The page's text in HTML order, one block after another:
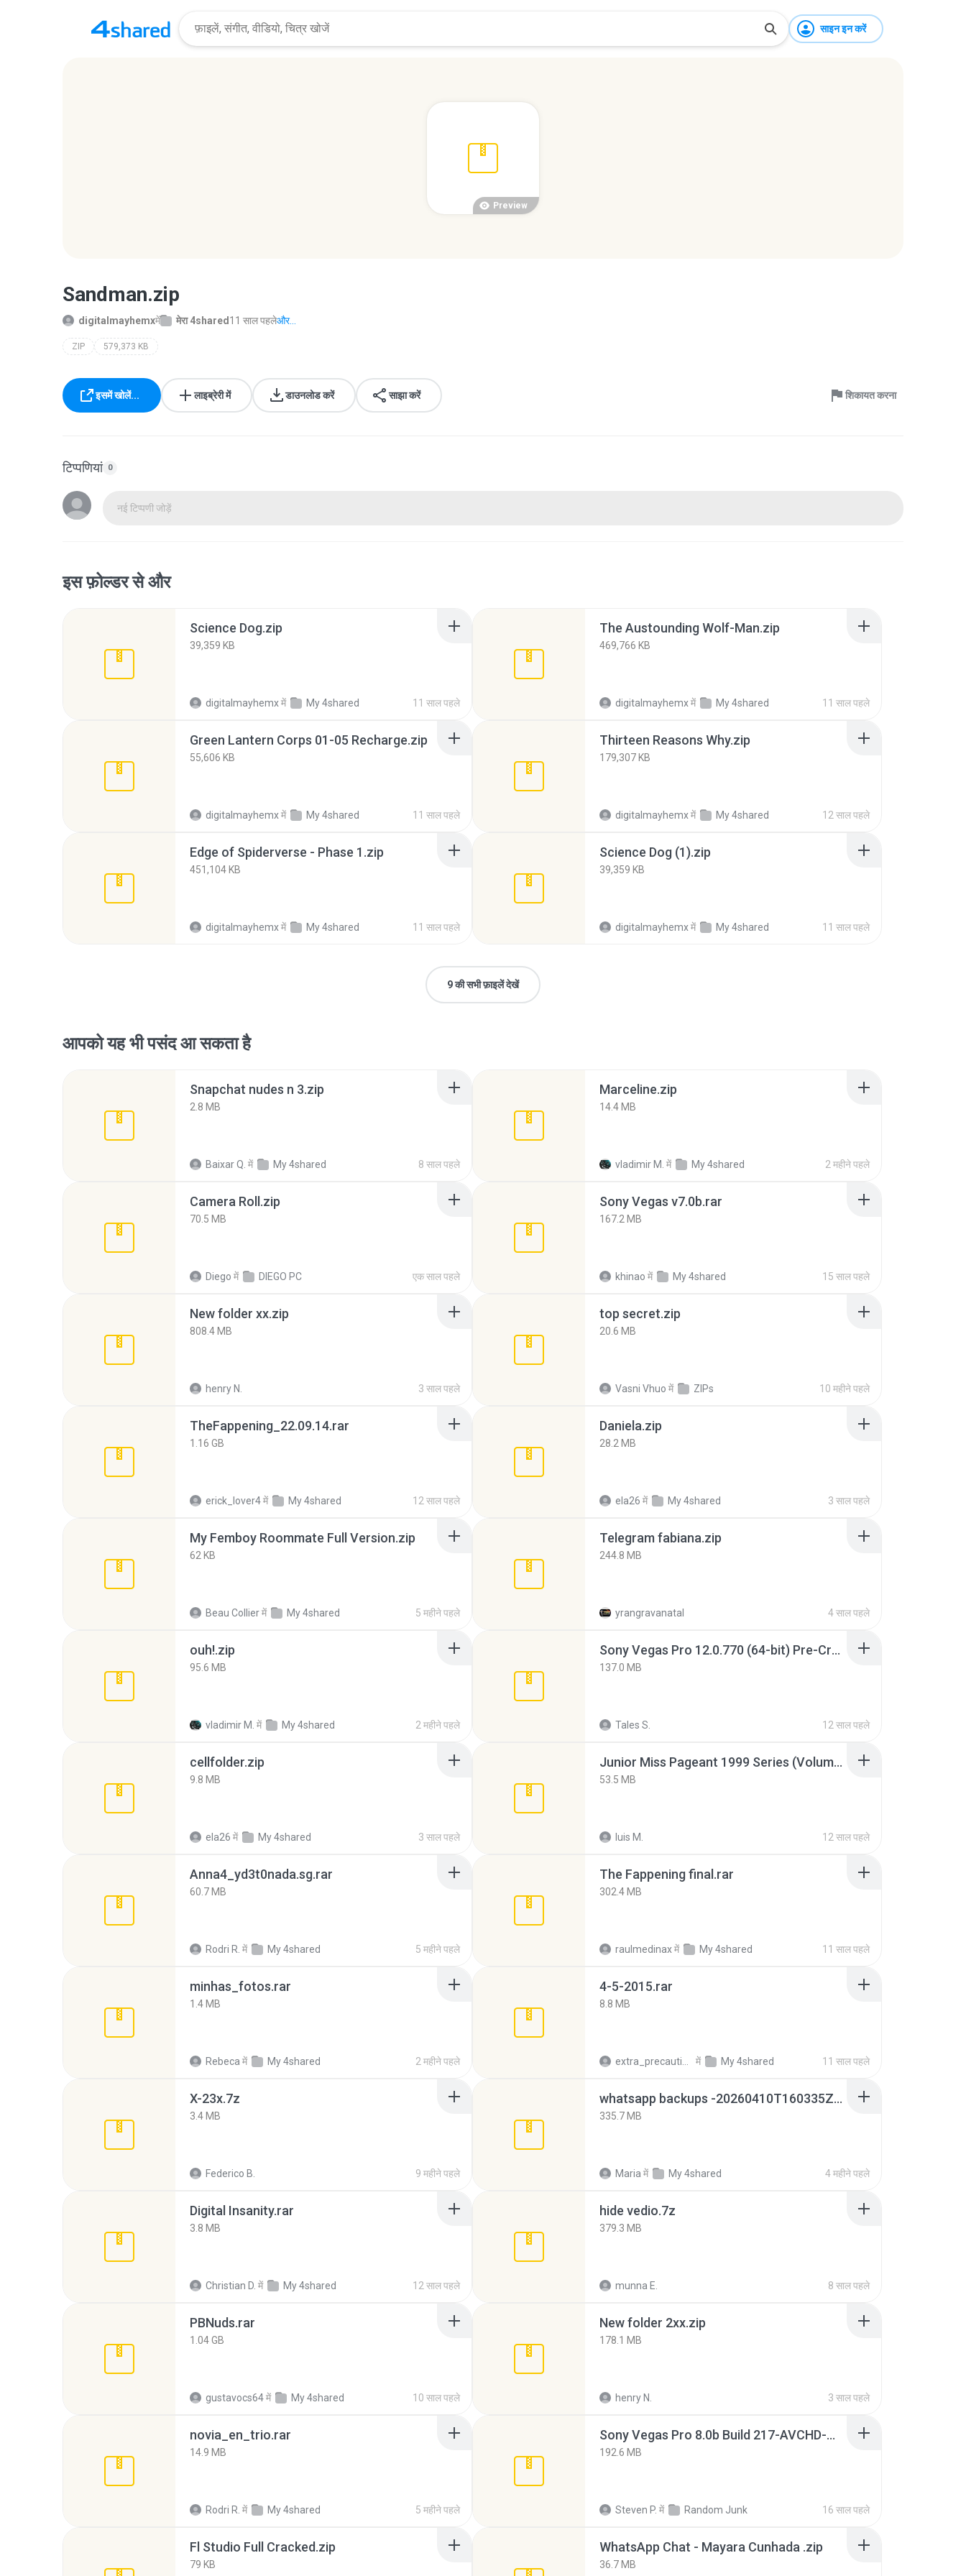
साइन इन करें
Preview
Sandman.zip
digitalmayhemxमें मेरा 4shared 11 साल पहलेऔर...
ZIP 579,373 KB
इसमें खोलें... लाइब्रेरी में डाउनलोड करें साझा करें शिकायत करना
टिप्पणियां 0
नई टिप्पणी जोड़ें
इस फ़ोल्डर से और
Science Dog.zip
39,359 KB
digitalmayhemxमें My 4shared 11 साल पहले
The Austounding Wolf-Man.zip
469,766 KB
digitalmayhemxमें My 4shared 11 साल पहले
Green Lantern Corps 01-05 Recharge.zip
55,606 KB
digitalmayhemxमें My 4shared 11 साल पहले
Thirteen Reasons Why.zip
179,307 KB
digitalmayhemxमें My 4shared 12 साल पहले
Edge of Spiderverse - Phase 1.zip
451,104 KB
digitalmayhemxमें My 4shared 11 साल पहले
Science Dog (1).zip
39,359 KB
digitalmayhemxमें My 4shared 11 साल पहले
9 की सभी फ़ाइलें देखें
आपको यह भी पसंद आ सकता है
Snapchat nudes n 3.zip
2.8 MB
Baixar Q. में My 4shared 8 साल पहले
Marceline.zip
14.4 MB
vladimir M. में My 4shared 2 महीने पहले
Camera Roll.zip
70.5 MB
Diego में DIEGO PC एक साल पहले
Sony Vegas v7.0b.rar
167.2 MB
khinao में My 4shared 15 साल पहले
New folder xx.zip
808.4 MB
henry N. 3 साल पहले
top secret.zip
20.6 MB
Vasni Vhuo में ZIPs 10 महीने पहले
TheFappening_22.09.14.rar
1.16 GB
erick_lover4में My 4shared 12 साल पहले
Daniela.zip
28.2 MB
ela26 में My 4shared 3 साल पहले
My Femboy Roommate Full Version.zip
62 KB
Beau Collierमें My 4shared 5 महीने पहले
Telegram fabiana.zip
244.8 MB
yrangravanatal 4 साल पहले
ouh!.zip
95.6 MB
vladimir M. में My 4shared 2 महीने पहले
Sony Vegas Pro 12.0.770 (64-bit) Pre-Cracked.zip
137.0 MB
Tales S. 12 साल पहले
cellfolder.zip
9.8 MB
ela26 में My 4shared 3 साल पहले
Junior Miss Pageant 1999 Series (Volume I Part I NC 6).7z
53.5 MB
luis M. 12 साल पहले
Anna4_yd3t0nada.sg.rar
60.7 MB
Rodri R. में My 4shared 5 महीने पहले
The Fappening final.rar
302.4 MB
raulmedinaxमें My 4shared 11 साल पहले
minhas_fotos.rar
1.4 MB
Rebeca में My 4shared 2 महीने पहले
4-5-2015.rar
8.8 MB
में My 4shared 11 साल पहले
X-23x.7z
3.4 MB
Federico B. 9 महीने पहले
whatsapp backups -20260410T160335Z-3-001.zip
335.7 MB
Maria में My 4shared 4 महीने पहले
Digital Insanity.rar
3.8 MB
Christian D. में My 4shared 12 साल पहले
hide vedio.7z
379.3 MB
munna E. 8 साल पहले
PBNuds.rar
1.04 GB
gustavocs64में My 4shared 10 साल पहले
New folder 2xx.zip
178.1 MB
henry N. 3 साल पहले
novia_en_trio.rar
14.9 MB
Rodri R. में My 4shared 5 महीने पहले
Sony Vegas Pro 8.0b Build 217-AVCHD-MPG-AC3 FIXED.7z
192.6 MB
Steven P. में Random Junk 16 साल पहले
Fl Studio Full Cracked.zip
79 KB
WhatsApp Chat - Mayara Cunhada .zip
36.7 MB